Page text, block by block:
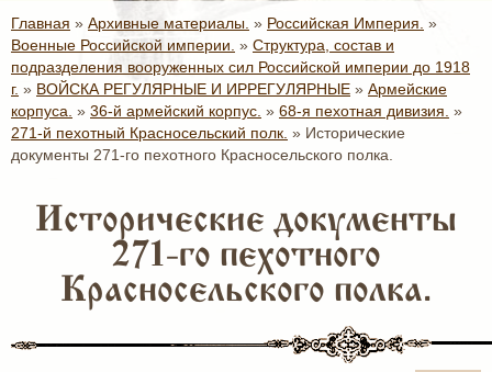
Главная » Архивные материалы. » Российская Империя. »
Военные Российской империи. » Структура, состав и
подразделения вооруженных сил Российской империи до 1918
г. » ВОЙСКА РЕГУЛЯРНЫЕ И ИРРЕГУЛЯРНЫЕ » Армейские
корпуса. » 36-й армейский корпус. » 68-я пехотная дивизия. »
271-й пехотный Красносельский полк. » Исторические
документы 271-го пехотного Красносельского полка.
Исторические документы
271-го пехотного
Красносельского полка.